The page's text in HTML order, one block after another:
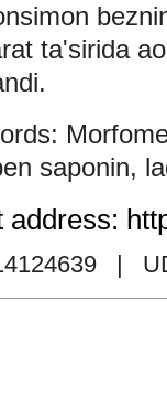
ta'sirida
saponin,
address:
|